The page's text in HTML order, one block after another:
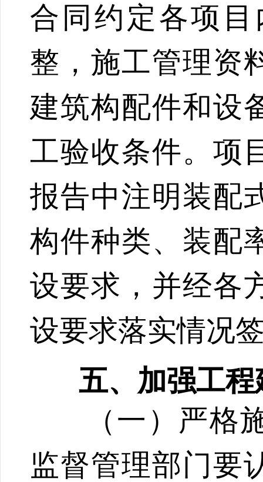
合同约 定各项
整，施工管理资
建筑构配件和设
工验收条件。项
报告中注明装配
构件种类、装配
设要求，并经各
设要求落实情况
五、加强工
（一）严格
监督管理部门要